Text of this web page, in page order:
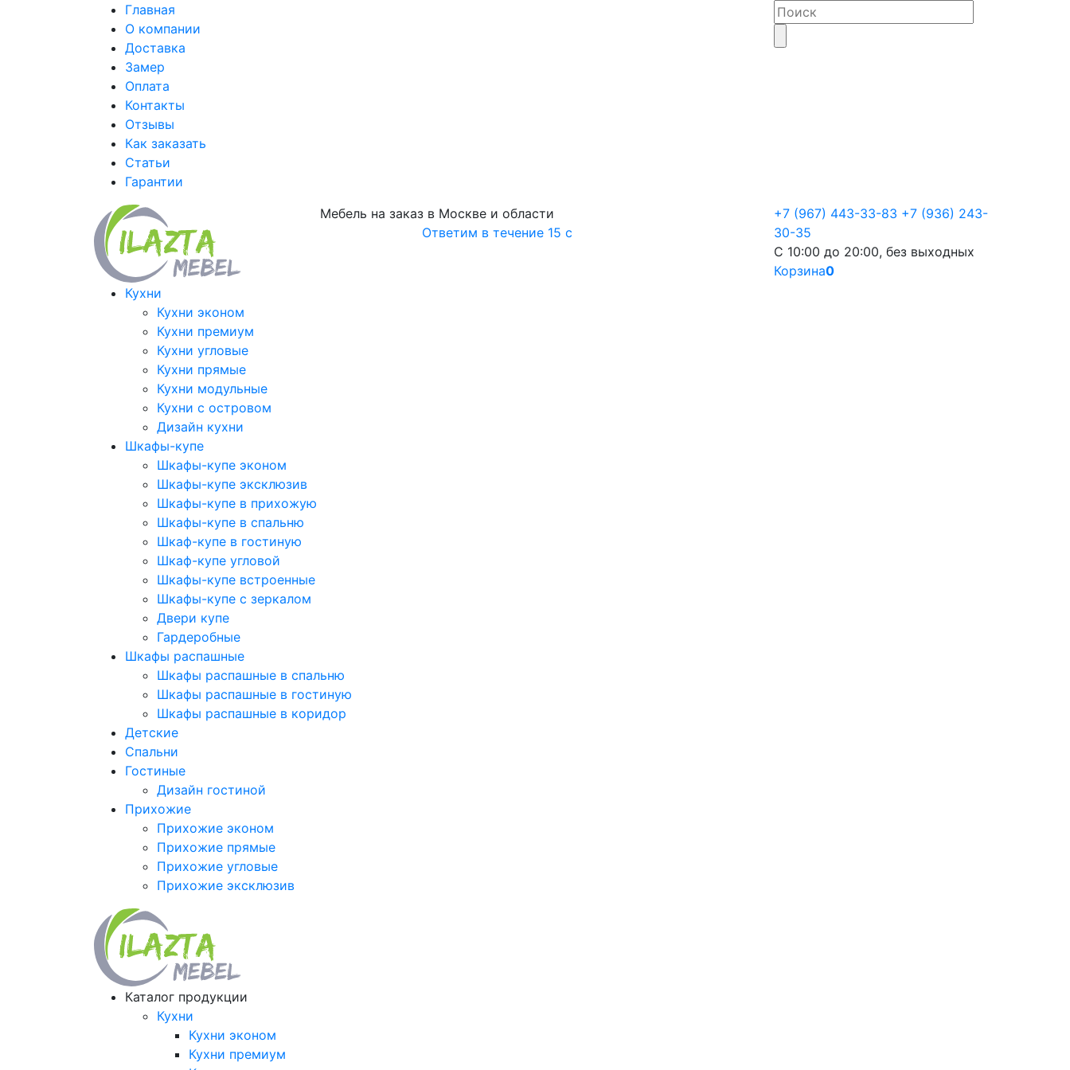
Главная
О компании
Доставка
Замер
Оплата
Контакты
Отзывы
Как заказать
Статьи
Гарантии
Мебель на заказ в Москве и области
Ответим в течение 15 с
+7 (967) 443-33-83 +7 (936) 243-
30-35
С 10:00 до 20:00, без выходных
Корзина0
Кухни
Кухни эконом
Кухни премиум
Кухни угловые
Кухни прямые
Кухни модульные
Кухни с островом
Дизайн кухни
Шкафы-купе
Шкафы-купе эконом
Шкафы-купе эксклюзив
Шкафы-купе в прихожую
Шкафы-купе в спальню
Шкаф-купе в гостиную
Шкаф-купе угловой
Шкафы-купе встроенные
Шкафы-купе с зеркалом
Двери купе
Гардеробные
Шкафы распашные
Шкафы распашные в спальню
Шкафы распашные в гостиную
Шкафы распашные в коридор
Детские
Спальни
Гостиные
Дизайн гостиной
Прихожие
Прихожие эконом
Прихожие прямые
Прихожие угловые
Прихожие эксклюзив
Каталог продукции
Кухни
Кухни эконом
Кухни премиум